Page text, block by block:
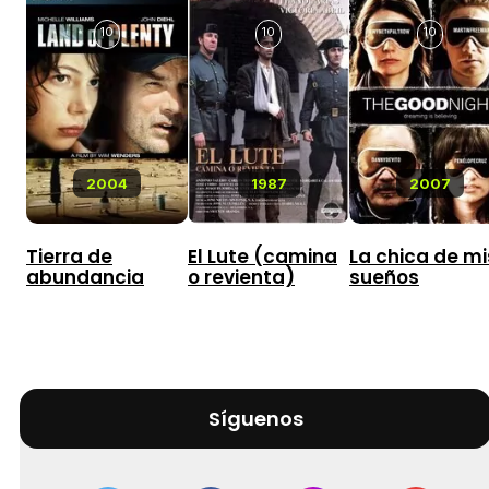
2004
10
Tierra de
abundancia
1987
10
El Lute (camina
o revienta)
2007
10
La chica de
sueños
Síguenos